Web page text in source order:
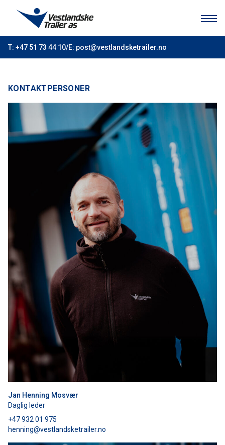
HJEM
TIL SALGS
VERKSTED
OM OSS
KONTAKT
T: +47 51 73 44 10/E: post@vestlandsketrailer.no
KONTAKTPERSONER
Jan Henning Mosvær
Daglig leder
+47 932 01 975
henning@vestlandsketrailer.no